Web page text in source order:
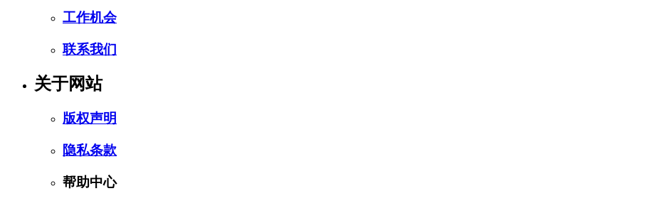
工作机会
联系我们
关于网站
版权声明
隐私条款
帮助中心